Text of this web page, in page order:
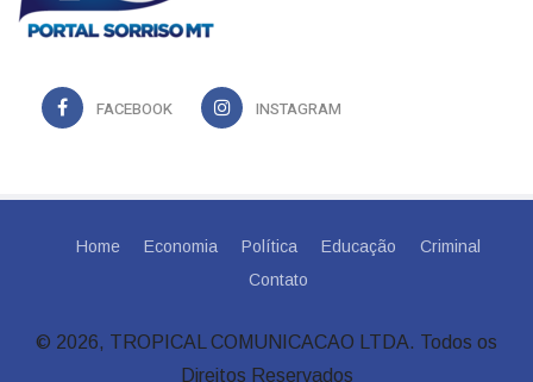
FACEBOOK INSTAGRAM
Home Economia Política Educação
Criminal
Contato
© 2026, TROPICAL COMUNICACAO LTDA. Todos os
Direitos Reservados